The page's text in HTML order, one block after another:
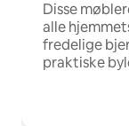
Disse
alle
fredelige
praktiske